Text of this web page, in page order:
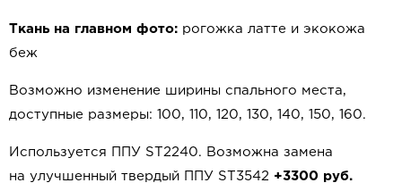
Ткань на главном фото: рогожка латте и экокожа
беж
Возможно изменение ширины спального места,
доступные размеры: 100, 110, 120, 130, 140, 150, 160.
Используется ППУ ST2240. Возможна замена
на улучшенный твердый ППУ ST3542 +3300 руб.